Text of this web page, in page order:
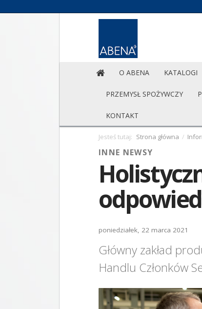
O ABENA KATALOGI
PRZEMYSŁ SPOŻYWCZY
KONTAKT
Jesteś tutaj: Strona główna /
INNE NEWSY
poniedziałek, 22 marca 2021
Główny zakład
Handlu Członków